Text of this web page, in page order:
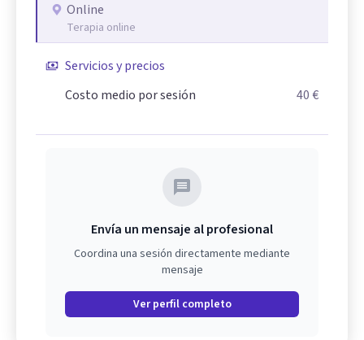
Online
Terapia online
Servicios y precios
Costo medio por sesión
40 €
Envía un mensaje al profesional
Coordina una sesión directamente mediante
mensaje
Ver perfil completo